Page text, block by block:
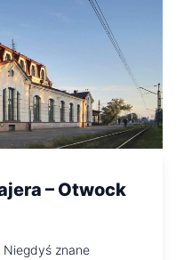
– Otwock
Niegdyś znane